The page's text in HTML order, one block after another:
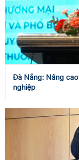
Đà Nẵng: Nâng
nghiệp